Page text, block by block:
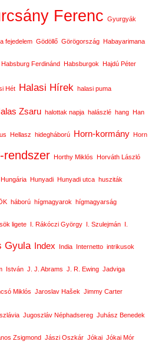
Ferenc Gyurgyák
fejedelem Gödöllő Görögország Habayarimana
Habsburg Ferdinánd Habsburgok Hajdú Péter
Hét Halasi Hírek halasi puma
Zsaru halottak napja halászlé hang Han
Hellasz hidegháború Horn-kormány Horn
rendszer Horthy Miklós Horváth László
Hungária Hunyadi Hunyadi utca husziták
háború hígmagyarok hígmagyarság
ligete I. Rákóczi György I. Szulejmán I.
Gyula Index India Internetto intrikusok
István J. J. Abrams J. R. Ewing Jadviga
Miklós Jaroslav Hašek Jimmy Carter
Jugoszláv Néphadsereg Juhász Benedek
Zsigmond Jászi Oszkár Jókai Jókai Mór